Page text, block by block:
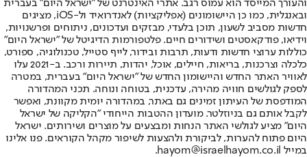
והעורך המייסד הוא עמוס רגב. אתרי האינטרנט של "ישראל היום" בעברית
ובאנגלית, כמו כן היישומונים (אפליקציות) לאנדרואיד ול-iOS, מציגים
חדשות מסביב לשעון, תוכן בלעדי, מבזקים ועדכונים, ניתוחים ופרשנויות,
וידיאו, פודקאסטים ושידורים חיים. פלטפורמות הדיגיטל של "ישראל היום"
כוללות ערוצי חדשות ודעות, תרבות ובידור, לייף סטייל, טכנולוגיה, ספורט,
כלכלה וצרכנות, בריאות, חיילים, אוכל, יהדות, תיירות ורכב. ב-2021 עלו
לאוויר האתר החדש והיישומון החדש של "ישראל היום" בעברית, במטרה
לספק לגולשים חוויה מהירה, עדכנית, בטוחה ונוחה. תכני המהדורה
המודפסת של העיתון זמינים גם באתר, במהדורה יומית מקוונת, ואפשר
לקבל אותם גם בניוזלטר. מועדון ההטבות הייחודי "הקליקה של ישראל
היום" מציע לגולשי האתר הנחות ומבצעים על מוצרים ושירותים. ישראל
היום פתוח להערות, לביקורת ולהצעות לשיפור מקהל הקוראים. פנו אלינו
במייל hayom@israelhayom.co.il.